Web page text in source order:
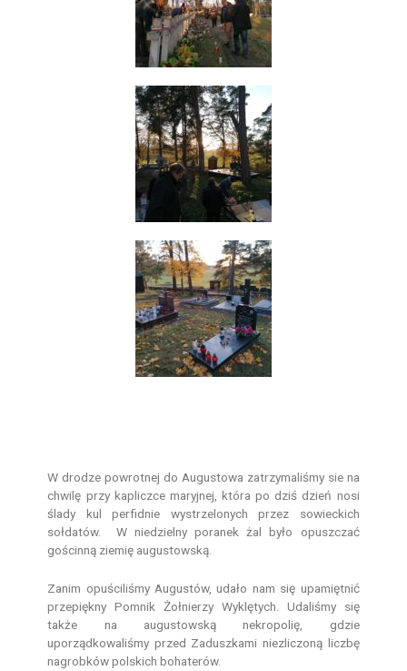
W drodze powrotnej do Augustowa zatrzymaliśmy sie na
chwilę przy kapliczce maryjnej, która po dziś dzień nosi
ślady kul perfidnie wystrzelonych przez sowieckich
sołdatów. W niedzielny poranek żal było opuszczać
gościnną ziemię augustowską.
Zanim opuściliśmy Augustów, udało nam się upamiętnić
przepiękny Pomnik Żołnierzy Wyklętych. Udaliśmy się
także na augustowską nekropolię, gdzie
uporządkowaliśmy przed Zaduszkami niezliczoną liczbę
nagrobków polskich bohaterów.